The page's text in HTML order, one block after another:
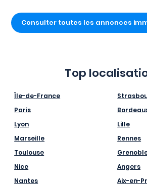
Consulter toutes les annonces
Top
Île-de-France
Paris
Lyon
Marseille
Toulouse
Nice
Nantes
Lille
Rennes
Angers
Aix-en-